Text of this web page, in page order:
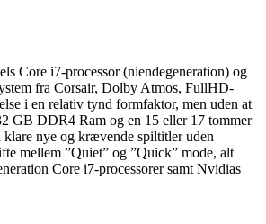
Core i7-processor (niendegeneration) og
fra Corsair, Dolby Atmos, FullHD-
i en relativ tynd formfaktor, men uden at
GB DDR4 Ram og en 15 eller 17 tommer
klare nye og krævende spiltitler uden
mellem ”Quiet” og ”Quick” mode, alt
Core i7-processorer samt Nvidias